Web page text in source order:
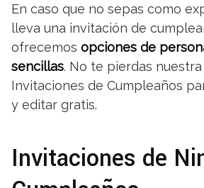
En caso que no sepas como
lleva una invitación de
ofrecemos opciones de
sencillas. No te pierdas
Invitaciones de Cumpleaños
y editar gratis.
Invitaciones de